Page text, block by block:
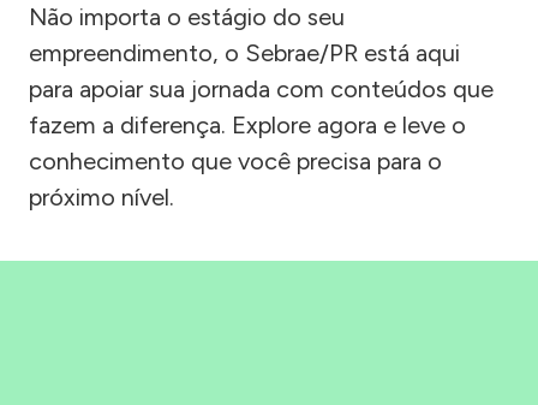
Não importa o estágio do seu
empreendimento, o Sebrae/PR está aqui
para apoiar sua jornada com conteúdos que
fazem a diferença. Explore agora e leve o
conhecimento que você precisa para o
próximo nível.